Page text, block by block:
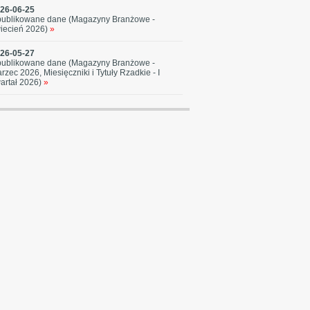
06-25
dane (Magazyny Branżowe -
2026) »
05-27
dane (Magazyny Branżowe -
2026, Miesięczniki i Tytuły Rzadkie - I
2026) »